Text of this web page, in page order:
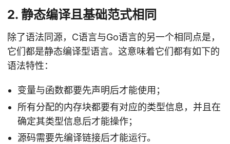
2. 静态编译且基础范式相同
除了语法同源，C语言与Go语言的另一个相同点是，
它们都是静态编译型语言。这意味着它们都有如下的
语法特性：
变量与函数都要先声明后才能使用；
所有分配的内存块都要有对应的类型信息，并且在
确定其类型信息后才能操作；
源码需要先编译链接后才能运行。